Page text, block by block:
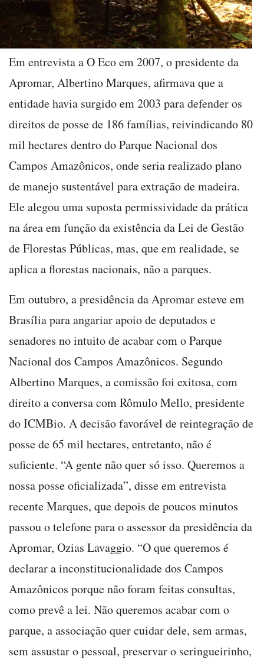
Em entrevista a O Eco em 2007, o presidente da
Apromar, Albertino Marques, afirmava que a
entidade havia surgido em 2003 para defender os
direitos de posse de 186 famílias, reivindicando 80
mil hectares dentro do Parque Nacional dos
Campos Amazônicos, onde seria realizado plano
de manejo sustentável para extração de madeira.
Ele alegou uma suposta permissividade da prática
na área em função da existência da Lei de Gestão
de Florestas Públicas, mas, que em realidade, se
aplica a florestas nacionais, não a parques.
Em outubro, a presidência da Apromar esteve em
Brasília para angariar apoio de deputados e
senadores no intuito de acabar com o Parque
Nacional dos Campos Amazônicos. Segundo
Albertino Marques, a comissão foi exitosa, com
direito a conversa com Rômulo Mello, presidente
do ICMBio. A decisão favorável de reintegração de
posse de 65 mil hectares, entretanto, não é
suficiente. “A gente não quer só isso. Queremos a
nossa posse oficializada”, disse em entrevista
recente Marques, que depois de poucos minutos
passou o telefone para o assessor da presidência da
Apromar, Ozias Lavaggio. “O que queremos é
declarar a inconstitucionalidade dos Campos
Amazônicos porque não foram feitas consultas,
como prevê a lei. Não queremos acabar com o
parque, a associação quer cuidar dele, sem armas,
sem assustar o pessoal, preservar o seringueirinho,